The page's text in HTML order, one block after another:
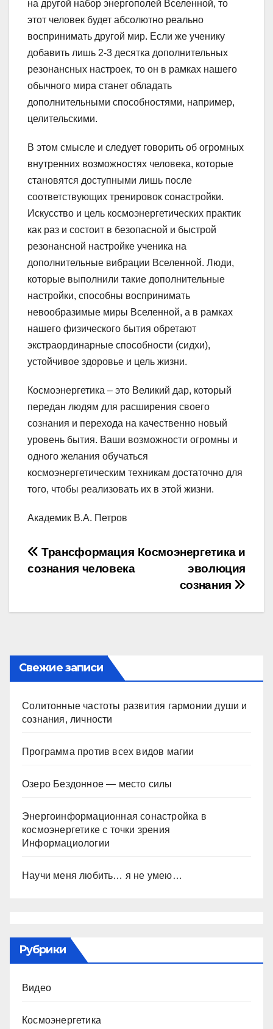
на другой набор энергополей Вселенной, то
этот человек будет абсолютно реально
воспринимать другой мир. Если же ученику
добавить лишь 2-3 десятка дополнительных
резонансных настроек, то он в рамках нашего
обычного мира станет обладать
дополнительными способностями, например,
целительскими.
В этом смысле и следует говорить об огромных
внутренних возможностях человека, которые
становятся доступными лишь после
соответствующих тренировок сонастройки.
Искусство и цель космоэнергетических практик
как раз и состоит в безопасной и быстрой
резонансной настройке ученика на
дополнительные вибрации Вселенной. Люди,
которые выполнили такие дополнительные
настройки, способны воспринимать
невообразимые миры Вселенной, а в рамках
нашего физического бытия обретают
экстраординарные способности (сидхи),
устойчивое здоровье и цель жизни.
Космоэнергетика – это Великий дар, который
передан людям для расширения своего
сознания и перехода на качественно новый
уровень бытия. Ваши возможности огромны и
одного желания обучаться
космоэнергетическим техникам достаточно для
того, чтобы реализовать их в этой жизни.
Академик В.А. Петров
Навигация
записям
Космоэнергетика и
эволюция
сознания
Трансформация
сознания человека
Свежие записи
Солитонные частоты развития гармонии души и
сознания, личности
Программа против всех видов магии
Озеро Бездонное — место силы
Энергоинформационная сонастройка в
космоэнергетике с точки зрения
Информациологии
Научи меня любить… я не умею…
Рубрики
Видео
Космоэнергетика